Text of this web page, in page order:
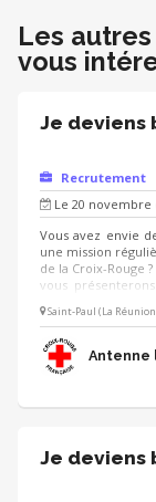
Les
vous
Je deviens
Recrutement
Le 20 novembre
Vous avez envie
une mission
de la Croix-Rouge
vous
Saint-Paul (La
Antenne
Je deviens